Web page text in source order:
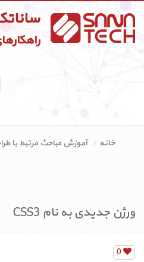
خانه
آموزش مباحث مرتبط با
ورژن جدیدی به نام CSS3
0